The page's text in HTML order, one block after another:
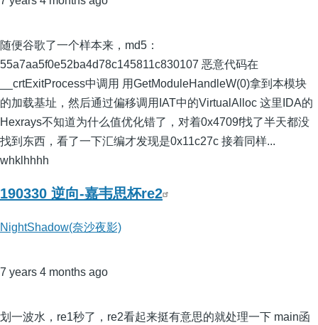
随便谷歌了一个样本来，md5：
55a7aa5f0e52ba4d78c145811c830107 恶意代码在
__crtExitProcess中调用 用GetModuleHandleW(0)拿到本模块
的加载基址，然后通过偏移调用IAT中的VirtualAlloc 这里IDA的
Hexrays不知道为什么值优化错了，对着0x4709f找了半天都没
找到东西，看了一下汇编才发现是0x11c27c 接着同样...
whklhhhh
190330 逆向-嘉韦思杯re2
NightShadow(奈沙夜影)
7 years 4 months ago
划一波水，re1秒了，re2看起来挺有意思的就处理一下 main函